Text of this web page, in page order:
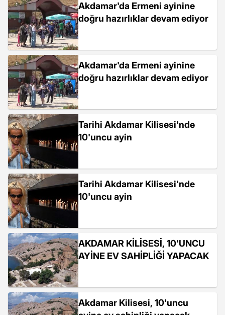
Akdamar'da Ermeni ayinine
doğru hazırlıklar devam ediyor
Akdamar'da Ermeni ayinine
doğru hazırlıklar devam ediyor
Tarihi Akdamar Kilisesi'nde
10'uncu ayin
Tarihi Akdamar Kilisesi'nde
10'uncu ayin
AKDAMAR KİLİSESİ, 10'UNCU
AYİNE EV SAHİPLİĞİ YAPACAK
Akdamar Kilisesi, 10'uncu